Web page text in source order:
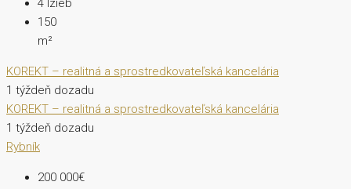
4 Izieb
150
m²
KOREKT – realitná a sprostredkovateľská kancelária
1 týždeň dozadu
KOREKT – realitná a sprostredkovateľská kancelária
1 týždeň dozadu
Rybník
200 000€